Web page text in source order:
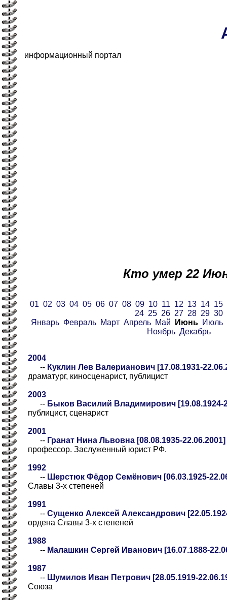
информационный портал
Кто умер 22
01 02 03 04 05 06 07 08 09 10 11 12 13 14 15
24 25 26 27 28 29 30
Январь Февраль Март Апрель Май Июнь Июль
Ноябрь Декабрь
2004
-- Куклин Лев Валерианович [17.08.1931-
драматург, киносценарист, публицист
2003
-- Быков Василий Владимирович [19.08.1924-
публицист, сценарист
2001
-- Гранат Нина Львовна [08.08.1935-22.06.2001]
профессор. Заслуженный юрист РФ.
1992
-- Шерстюк Фёдор Семёнович [06.03.1925-
Славы 3-х степеней
1991
-- Сущенко Алексей Александрович
ордена Славы 3-х степеней
1988
-- Малашкин Сергей Иванович [16.07.1888-
1987
-- Шумилов Иван Петрович [28.05.1919-
Союза